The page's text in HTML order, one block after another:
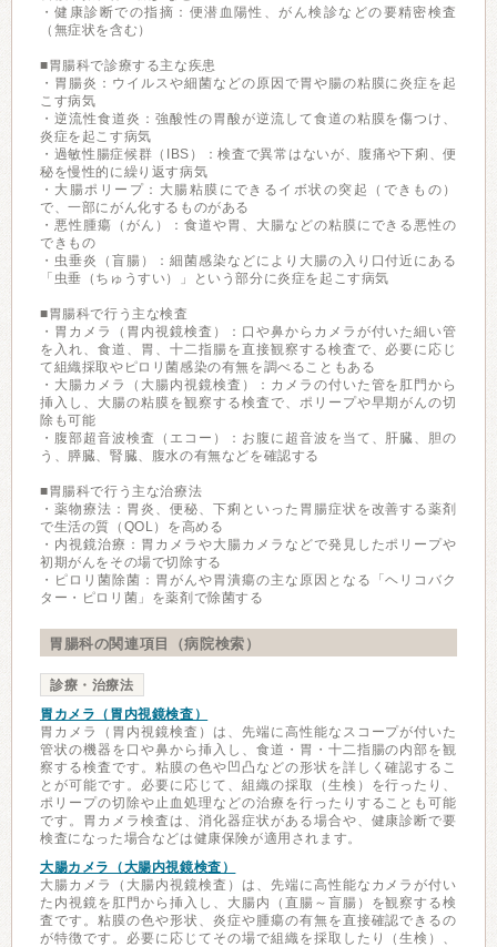
・健康診断での指摘：便潜血陽性、がん検診などの要精密検査
（無症状を含む）
■胃腸科で診療する主な疾患
・胃腸炎：ウイルスや細菌などの原因で胃や腸の粘膜に炎症を起
こす病気
・逆流性食道炎：強酸性の胃酸が逆流して食道の粘膜を傷つけ、
炎症を起こす病気
・過敏性腸症候群（IBS）：検査で異常はないが、腹痛や下痢、便
秘を慢性的に繰り返す病気
・大腸ポリープ：大腸粘膜にできるイボ状の突起（できもの）
で、一部にがん化するものがある
・悪性腫瘍（がん）：食道や胃、大腸などの粘膜にできる悪性の
できもの
・虫垂炎（盲腸）：細菌感染などにより大腸の入り口付近にある
「虫垂（ちゅうすい）」という部分に炎症を起こす病気
■胃腸科で行う主な検査
・胃カメラ（胃内視鏡検査）：口や鼻からカメラが付いた細い管
を入れ、食道、胃、十二指腸を直接観察する検査で、必要に応じ
て組織採取やピロリ菌感染の有無を調べることもある
・大腸カメラ（大腸内視鏡検査）：カメラの付いた管を肛門から
挿入し、大腸の粘膜を観察する検査で、ポリープや早期がんの切
除も可能
・腹部超音波検査（エコー）：お腹に超音波を当て、肝臓、胆の
う、膵臓、腎臓、腹水の有無などを確認する
■胃腸科で行う主な治療法
・薬物療法：胃炎、便秘、下痢といった胃腸症状を改善する薬剤
で生活の質（QOL）を高める
・内視鏡治療：胃カメラや大腸カメラなどで発見したポリープや
初期がんをその場で切除する
・ピロリ菌除菌：胃がんや胃潰瘍の主な原因となる「ヘリコバク
ター・ピロリ菌」を薬剤で除菌する
胃腸科の関連項目（病院検索）
診療・治療法
胃カメラ（胃内視鏡検査）
胃カメラ（胃内視鏡検査）は、先端に高性能なスコープが付いた
管状の機器を口や鼻から挿入し、食道・胃・十二指腸の内部を観
察する検査です。粘膜の色や凹凸などの形状を詳しく確認するこ
とが可能です。必要に応じて、組織の採取（生検）を行ったり、
ポリープの切除や止血処理などの治療を行ったりすることも可能
です。胃カメラ検査は、消化器症状がある場合や、健康診断で要
検査になった場合などは健康保険が適用されます。
大腸カメラ（大腸内視鏡検査）
大腸カメラ（大腸内視鏡検査）は、先端に高性能なカメラが付い
た内視鏡を肛門から挿入し、大腸内（直腸～盲腸）を観察する検
査です。粘膜の色や形状、炎症や腫瘍の有無を直接確認できるの
が特徴です。必要に応じてその場で組織を採取したり（生検）、